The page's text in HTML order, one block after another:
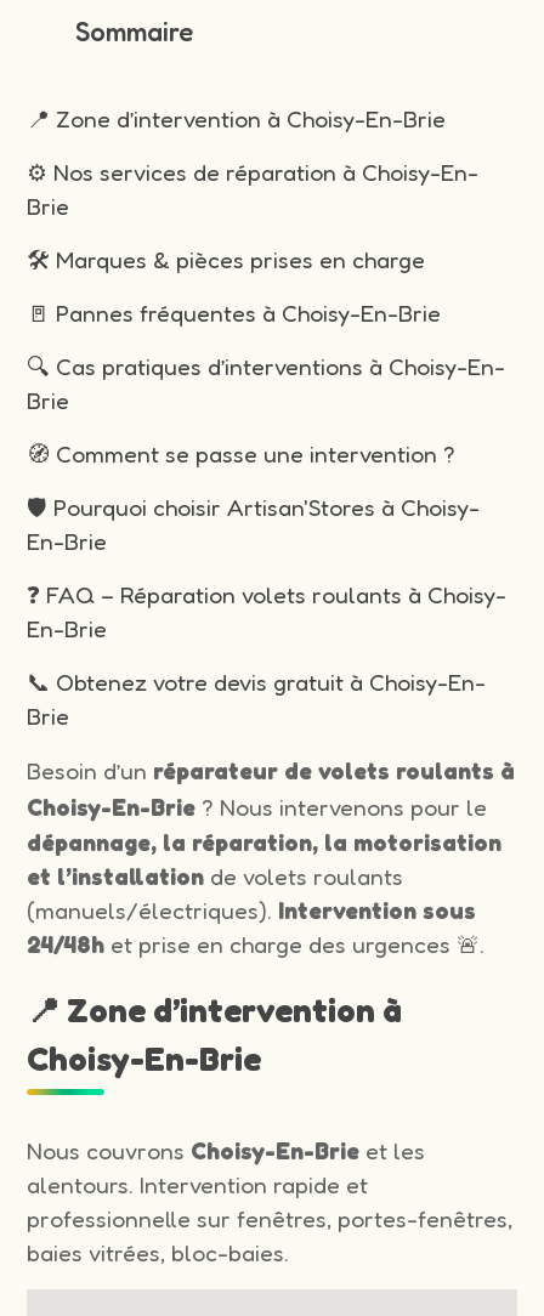
Sommaire
📍 Zone d’intervention à Choisy-En-Brie
⚙️ Nos services de réparation à Choisy-En-
Brie
🛠️ Marques & pièces prises en charge
🚪 Pannes fréquentes à Choisy-En-Brie
🔍 Cas pratiques d’interventions à Choisy-En-
Brie
🧭 Comment se passe une intervention ?
🛡️ Pourquoi choisir Artisan'Stores à Choisy-
En-Brie
❓ FAQ – Réparation volets roulants à Choisy-
En-Brie
📞 Obtenez votre devis gratuit à Choisy-En-
Brie
Besoin d’un réparateur de volets roulants à
Choisy-En-Brie ? Nous intervenons pour le
dépannage, la réparation, la motorisation
et l’installation de volets roulants
(manuels/électriques). Intervention sous
24/48h et prise en charge des urgences 🚨.
📍 Zone d’intervention à
Choisy-En-Brie
Nous couvrons Choisy-En-Brie et les
alentours. Intervention rapide et
professionnelle sur fenêtres, portes-fenêtres,
baies vitrées, bloc-baies.